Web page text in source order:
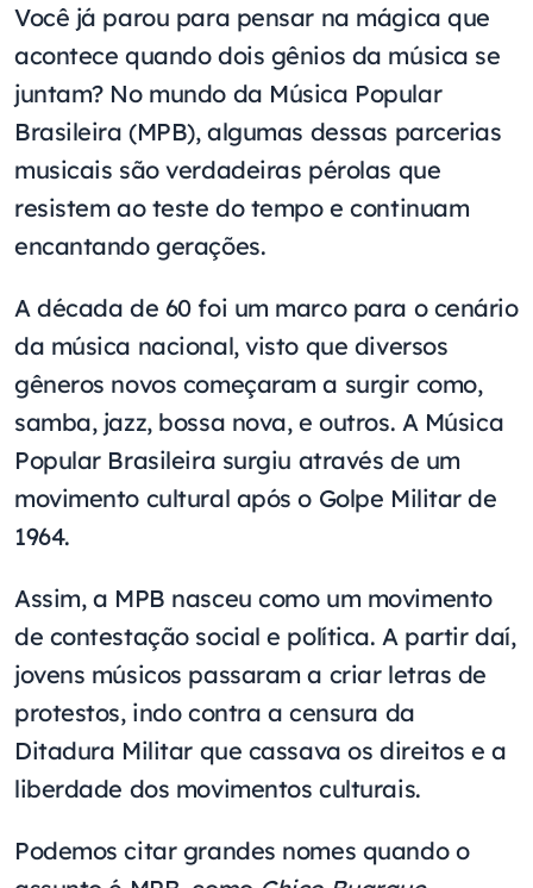
Você já parou para pensar na mágica que
acontece quando dois gênios da música se
juntam? No mundo da Música Popular
Brasileira (MPB), algumas dessas parcerias
musicais são verdadeiras pérolas que
resistem ao teste do tempo e continuam
encantando gerações.
A década de 60 foi um marco para o cenário
da música nacional, visto que diversos
gêneros novos começaram a surgir como,
samba, jazz, bossa nova, e outros. A Música
Popular Brasileira surgiu através de um
movimento cultural após o Golpe Militar de
1964.
Assim, a MPB nasceu como um movimento
de contestação social e política. A partir daí,
jovens músicos passaram a criar letras de
protestos, indo contra a censura da
Ditadura Militar que cassava os direitos e a
liberdade dos movimentos culturais.
Podemos citar grandes nomes quando o